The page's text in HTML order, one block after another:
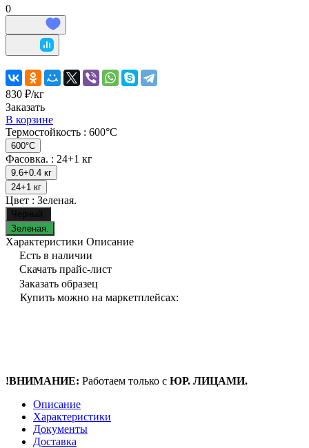
0
830 ₽/кг
Заказать
В корзине
Термостойкость : 600°C
600°C
Фасовка. : 24+1 кг
9.6+0.4 кг
24+1 кг
Цвет : Зеленая.
Черный.
Зеленая.
Характеристики Описание
Есть в наличии
Скачать прайс-лист
Заказать образец
Купить можно на маркетплейсах:
!ВНИМАНИЕ: Работаем только с ЮР. ЛИЦАМИ.
Описание
Характеристики
Документы
Доставка